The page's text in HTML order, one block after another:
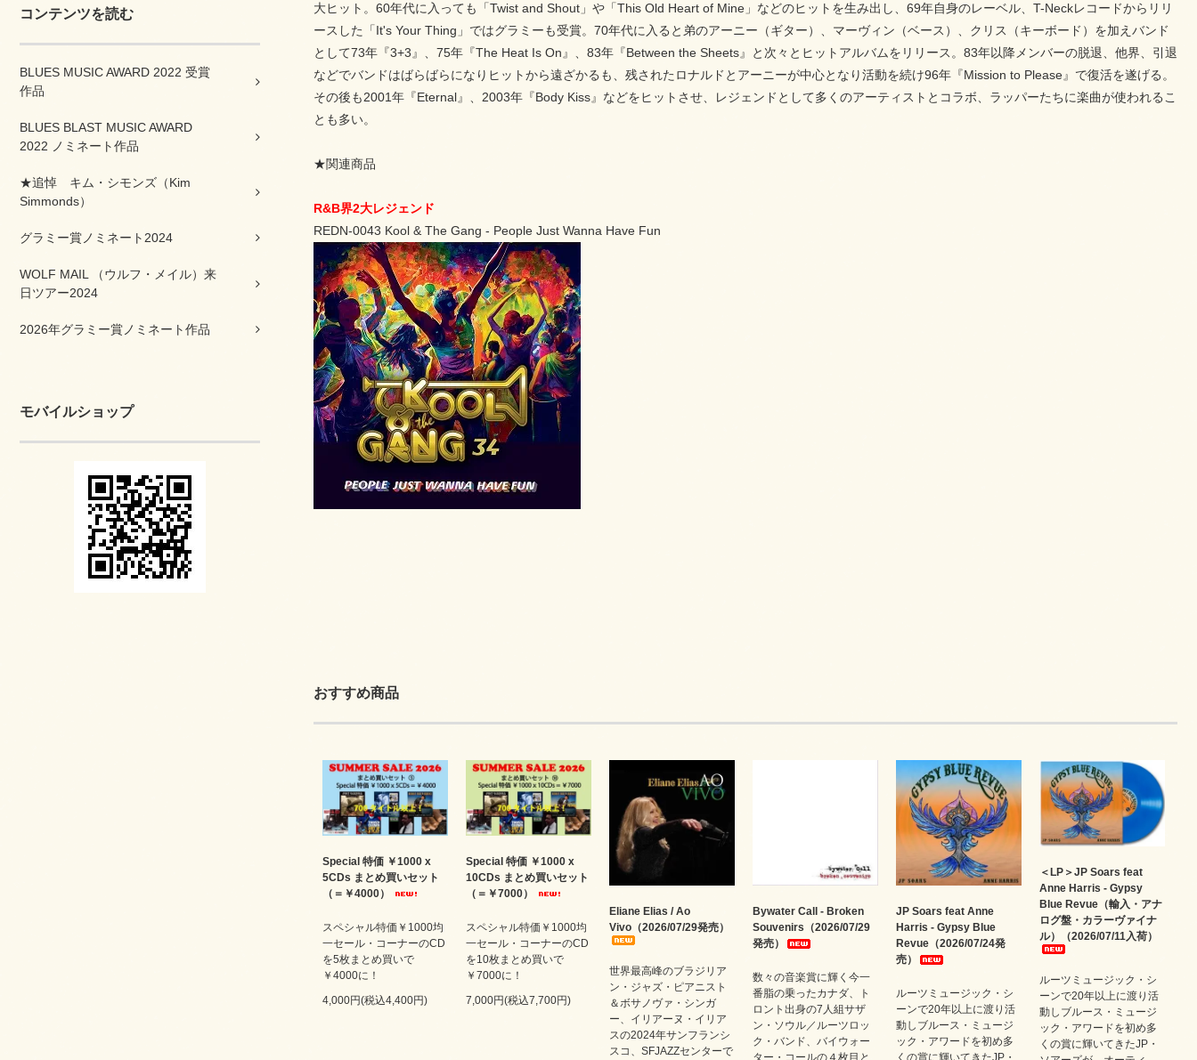
コンテンツを読む
BLUES MUSIC AWARD 2022 受賞
作品
BLUES BLAST MUSIC AWARD
2022 ノミネート作品
★追悼 キム・シモンズ（Kim
Simmonds）
グラミー賞ノミネート2024
WOLF MAIL （ウルフ・メイル）来
日ツアー2024
2026年グラミー賞ノミネート作品
モバイルショップ
大ヒット。60年代に入っても「Twist and Shout」や「This Old Heart of Mine」などのヒットを生み出し、69年自身のレーベル、T-Neckレコードからリリ
ースした「It's Your Thing」ではグラミーも受賞。70年代に入ると弟のアーニー（ギター）、マーヴィン（ベース）、クリス（キーボード）を加えバンド
として73年『3+3』、75年『The Heat Is On』、83年『Between the Sheets』と次々とヒットアルバムをリリース。83年以降メンバーの脱退、他界、引退
などでバンドはばらばらになりヒットから遠ざかるも、残されたロナルドとアーニーが中心となり活動を続け96年『Mission to Please』で復活を遂げる。
その後も2001年『Eternal』、2003年『Body Kiss』などをヒットさせ、レジェンドとして多くのアーティストとコラボ、ラッパーたちに楽曲が使われるこ
とも多い。
★関連商品
R&B界2大レジェンド
REDN-0043 Kool & The Gang - People Just Wanna Have Fun
おすすめ商品
Special 特価 ￥1000 x
5CDs まとめ買いセット
（＝￥4000）
スペシャル特価￥1000均
一セール・コーナーのCD
を5枚まとめ買いで
￥4000に！
4,000円(税込4,400円)
Special 特価 ￥1000 x
10CDs まとめ買いセット
（＝￥7000）
スペシャル特価￥1000均
一セール・コーナーのCD
を10枚まとめ買いで
￥7000に！
7,000円(税込7,700円)
Eliane Elias / Ao
Vivo（2026/07/29発売）
世界最高峰のブラジリア
ン・ジャズ・ピアニスト
＆ボサノヴァ・シンガ
ー、イリアーヌ・イリア
スの2024年サンフランシ
スコ、SFJAZZセンターで
Bywater Call - Broken
Souvenirs（2026/07/29
発売）
数々の音楽賞に輝く今一
番脂の乗ったカナダ、ト
ロント出身の7人組サザ
ン・ソウル／ルーツロッ
ク・バンド、バイウォー
ター・コールの４枚目と
JP Soars feat Anne
Harris - Gypsy Blue
Revue（2026/07/24発
売）
ルーツミュージック・シ
ーンで20年以上に渡り活
動しブルース・ミュージ
ック・アワードを初め多
くの賞に輝いてきたJP・
＜LP＞JP Soars feat
Anne Harris - Gypsy
Blue Revue（輸入・アナ
ログ盤・カラーヴァイナ
ル）（2026/07/11入荷）
ルーツミュージック・シ
ーンで20年以上に渡り活
動しブルース・ミュージ
ック・アワードを初め多
くの賞に輝いてきたJP・